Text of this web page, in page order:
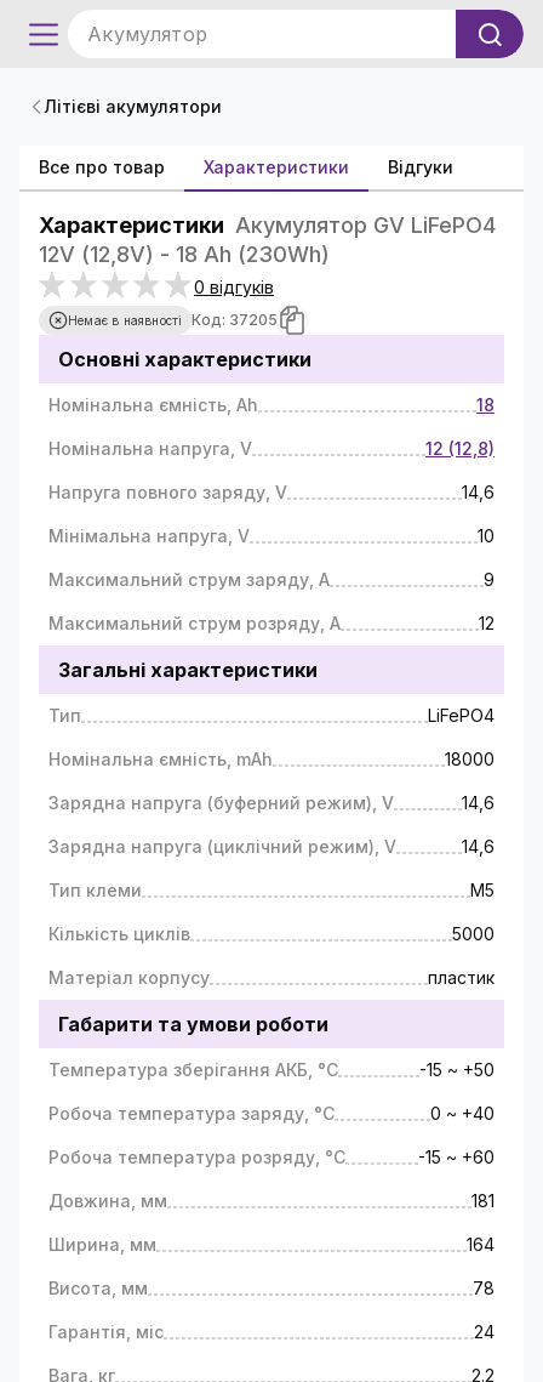
Акумулятор
Літієві акумулятори
Все про товар Характеристики Відгуки
Характеристики Акумулятор GV LiFePО4
12V (12,8V) - 18 Ah (230Wh)
0 відгуків
Немає в наявності Код: 37205
Основні характеристики
Номінальна ємність, Ah 18
Номінальна напруга, V 12 (12,8)
Напруга повного заряду, V 14,6
Мінімальна напруга, V 10
Максимальний струм заряду, A 9
Максимальний струм розряду, A 12
Загальні характеристики
Тип LiFePO4
Номінальна ємність, mAh 18000
Зарядна напруга (буферний режим), V 14,6
Зарядна напруга (циклічний режим), V 14,6
Тип клеми М5
Кількість циклів 5000
Матеріал корпусу пластик
Габарити та умови роботи
Температура зберігання АКБ, °C -15 ~ +50
Робоча температура заряду, °C 0 ~ +40
Робоча температура розряду, °C -15 ~ +60
Довжина, мм 181
Ширина, мм 164
Висота, мм 78
Гарантія, міс 24
Вага, кг
2.2